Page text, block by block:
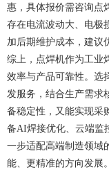
惠，具体报价需咨询点
存在电流波动大、电极
加后期维护成本，建议
综上，点焊机作为工业
效率与产品可靠性。选
发服务，结合生产需求
备稳定性，又能实现采
备AI焊接优化、云端监
一步适配高端制造领域
能、更精准的方向发展。